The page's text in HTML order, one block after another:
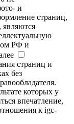
и
страниц,
РФ и
страниц и
без
которых у
впечатление,
к igc-